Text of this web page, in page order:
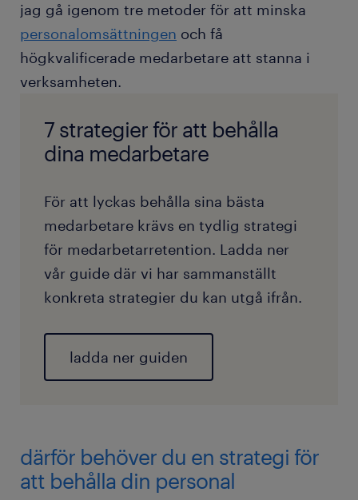
jag gå igenom tre metoder för att minska
personalomsättningen och få
högkvalificerade medarbetare att stanna i
verksamheten.
7 strategier för att behålla
dina medarbetare
För att lyckas behålla sina bästa
medarbetare krävs en tydlig strategi
för medarbetarretention. Ladda ner
vår guide där vi har sammanställt
konkreta strategier du kan utgå ifrån.
ladda ner guiden
därför behöver du en strategi för
att behålla din personal